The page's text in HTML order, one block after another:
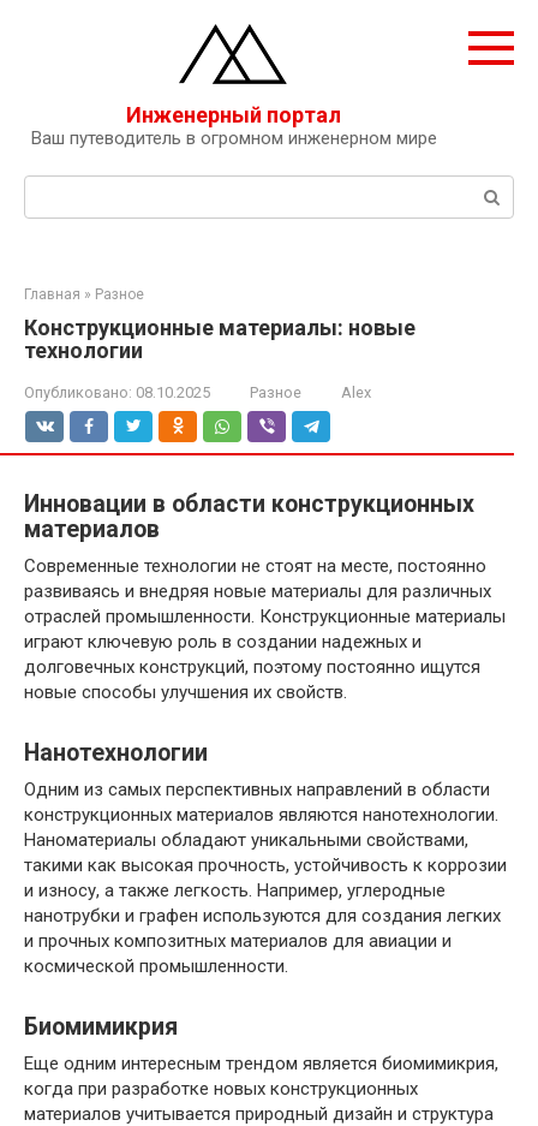
Инженерный портал
Ваш путеводитель в огромном инженерном мире
Поиск:
Главная » Разное
Конструкционные материалы: новые
технологии
Опубликовано: 08.10.2025 Разное Alex
Инновации в области конструкционных
материалов
Современные технологии не стоят на месте, постоянно
развиваясь и внедряя новые материалы для различных
отраслей промышленности. Конструкционные материалы
играют ключевую роль в создании надежных и
долговечных конструкций, поэтому постоянно ищутся
новые способы улучшения их свойств.
Нанотехнологии
Одним из самых перспективных направлений в области
конструкционных материалов являются нанотехнологии.
Наноматериалы обладают уникальными свойствами,
такими как высокая прочность, устойчивость к коррозии
и износу, а также легкость. Например, углеродные
нанотрубки и графен используются для создания легких
и прочных композитных материалов для авиации и
космической промышленности.
Биомимикрия
Еще одним интересным трендом является биомимикрия,
когда при разработке новых конструкционных
материалов учитывается природный дизайн и структура